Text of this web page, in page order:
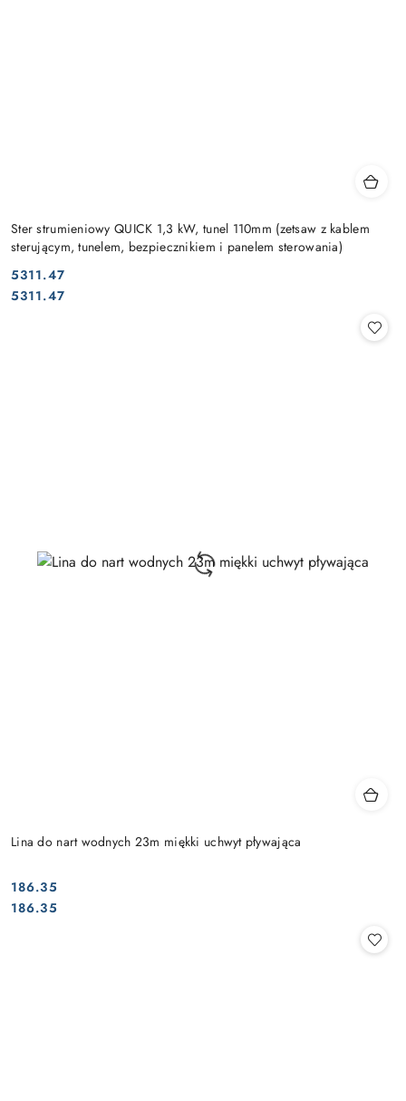
Ster strumieniowy QUICK 1,3 kW, tunel 110mm (zetsaw z kablem
sterującym, tunelem, bezpiecznikiem i panelem sterowania)
Cena:
5311.47
Cena:
5311.47
Lina do nart wodnych 23m miękki uchwyt pływająca
Cena:
186.35
Cena:
186.35